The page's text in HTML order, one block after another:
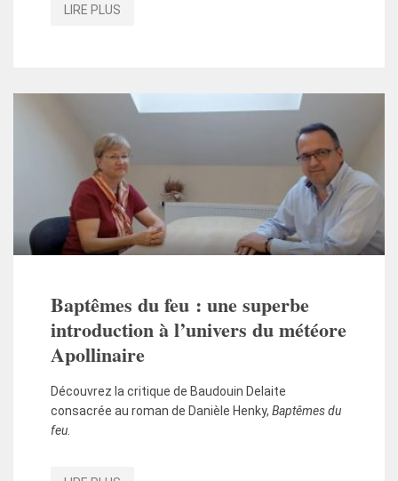
LIRE PLUS
Baptêmes du feu : une superbe
introduction à l’univers du météore
Apollinaire
Découvrez la critique de Baudouin Delaite
consacrée au roman de Danièle Henky, Baptêmes du
feu.